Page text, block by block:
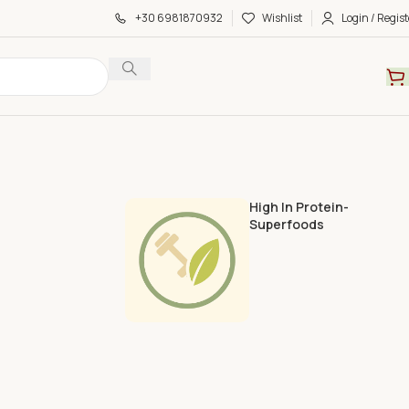
+30 6981870932 Wishlist Login /
High In Protein-
Superfoods